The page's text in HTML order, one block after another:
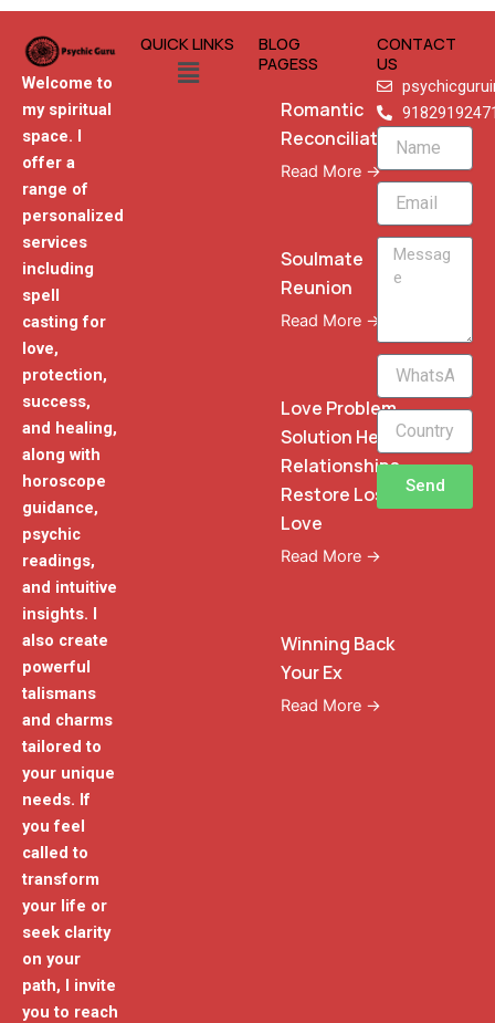
Welcome to
my spiritual
space. I
offer a
range of
personalized
services
including
spell
casting for
love,
protection,
success,
and healing,
along with
horoscope
guidance,
psychic
readings,
and intuitive
insights. I
also create
powerful
talismans
and charms
tailored to
your unique
needs. If
you feel
called to
transform
your life or
seek clarity
on your
path, I invite
you to reach
QUICK LINKS
Menu
BLOG
PAGESS
Romantic
Reconciliation
Read More →
Soulmate
Reunion
Read More →
Love Problem
Solution Heal
Relationships
Restore Lost
Love
Read More →
Winning Back
Your Ex
Read More →
CONTACT
US
Name
Email
Message
WhatsApp
Phone
Send